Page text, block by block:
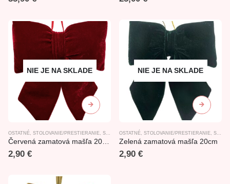
NIE JE NA SKLADE
OSTATNÉ, STOLOVANIE/PRESTIERANIE, STUHY, ORGANZY ,SVADOBNÉ DEKORÁCIE,
Červená zamatová mašľa 20cm
2,90 €
NIE JE NA SKLADE
OSTATNÉ, STOLOVANIE/PRESTIERANIE, STUHY, ORGANZY
Zelená zamatová mašľa 20cm
2,90 €